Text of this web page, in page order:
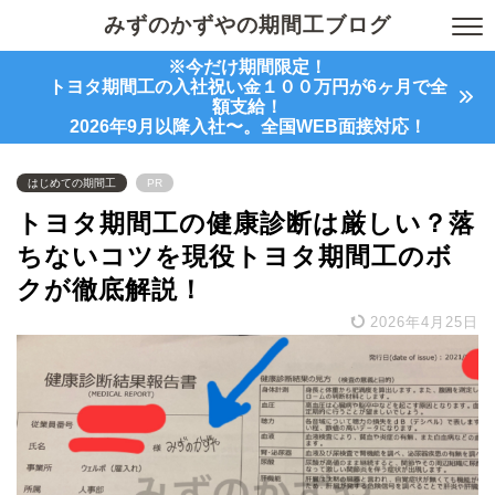
みずのかずやの期間工ブログ
※今だけ期間限定！
トヨタ期間工の入社祝い金１００万円が6ヶ月で全
額支給！
2026年9月以降入社〜。全国WEB面接対応！
はじめての期間工 PR
トヨタ期間工の健康診断は厳しい？落
ちないコツを現役トヨタ期間工のボ
クが徹底解説！
2026年4月25日